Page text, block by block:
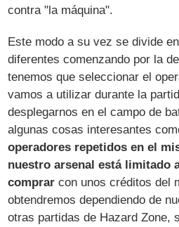
contra "la máquina".
Este modo a su vez se divide
diferentes comenzando por la de
tenemos que seleccionar el
vamos a utilizar durante la
desplegarnos en el campo de
algunas cosas interesantes
operadores repetidos en el
nuestro arsenal está limitado
comprar con unos créditos del
obtendremos dependiendo de
otras partidas de Hazard Zone,